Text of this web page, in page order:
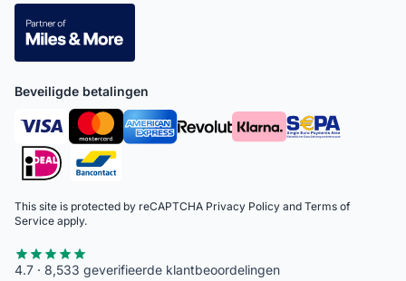
Beveiligde betalingen
This site is protected by reCAPTCHA Privacy Policy and Terms of
Service apply.
4.7 · 8,533 geverifieerde klantbeoordelingen